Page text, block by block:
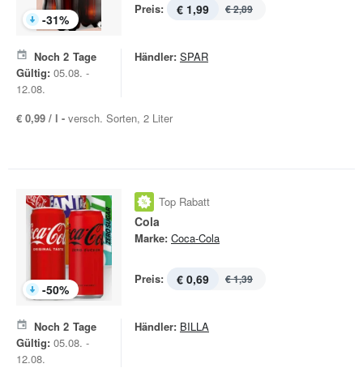
-31%
Preis: € 1,99 € 2,89
Noch 2 Tage
Gültig: 05.08. -
12.08.
Händler: SPAR
€ 0,99 / l - versch. Sorten, 2 Liter
-50%
Top Rabatt
Cola
Marke: Coca-Cola
Preis: € 0,69 € 1,39
Noch 2 Tage
Gültig: 05.08. -
12.08.
Händler: BILLA